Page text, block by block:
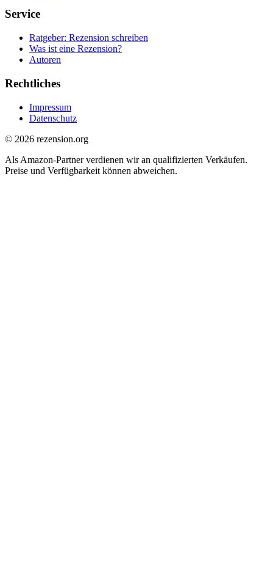
Service
Ratgeber: Rezension schreiben
Was ist eine Rezension?
Autoren
Rechtliches
Impressum
Datenschutz
© 2026 rezension.org
Als Amazon-Partner verdienen wir an qualifizierten Verkäufen.
Preise und Verfügbarkeit können abweichen.